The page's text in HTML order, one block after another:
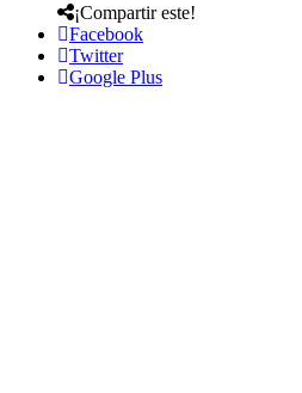
¡Compartir este!
Facebook
Twitter
Google Plus